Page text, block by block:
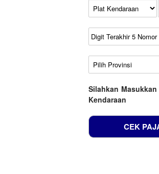
Kode Plat Kendaraan
No Plat
No Seri
No Rangka
Wilayah
Silahkan
Kendaraan